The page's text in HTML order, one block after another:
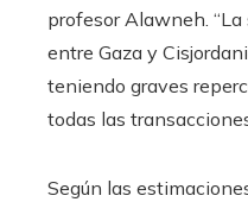
profesor Alawneh.
entre Gaza y
teniendo graves
todas las
Según las